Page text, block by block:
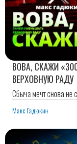
ВОВА, СКАЖИ
ВЕРХОВНУЮ РАДУ
Сбыча мечт снова не
Макс Гадюкин